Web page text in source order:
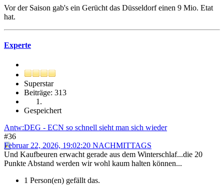
Vor der Saison gab's ein Gerücht das Düsseldorf einen 9 Mio. Etat
hat.
Experte
Superstar
Beiträge: 313
Gespeichert
Antw:DEG - ECN so schnell sieht man sich wieder
#36
Februar 22, 2026, 19:02:20 NACHMITTAGS
Und Kaufbeuren erwacht gerade aus dem Winterschlaf...die 20
Punkte Abstand werden wir wohl kaum halten können...
1 Person(en) gefällt das.